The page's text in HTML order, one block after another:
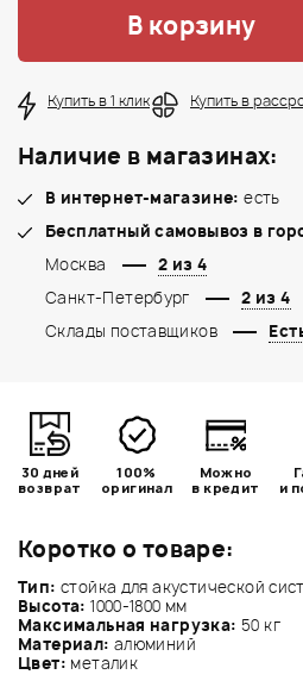
Коротко о товаре:
Тип: стойка для акустической
Высота: 1000-1800 мм
Максимальная нагрузка: 50 кг
Материал: алюминий
Цвет: металик
В корзину
Купить в 1 клик Купить в
Наличие в магазинах:
В интернет-магазине: есть
Бесплатный самовывоз в
Москва
2 из 4
Санкт-Петербург
2 из 4
Склады поставщиков
30 дней
возврат
100%
оригинал
Можно
в кредит
и